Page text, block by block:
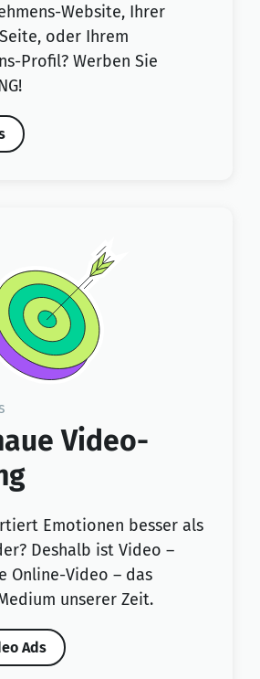
Website, Ihrer
oder Ihrem
Profil? Werben Sie
Video-
Emotionen besser als
Deshalb ist Video –
Online-Video – das
unserer Zeit.
Ads